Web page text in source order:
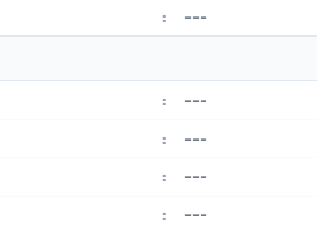
: ---
: ---
: ---
: ---
: ---